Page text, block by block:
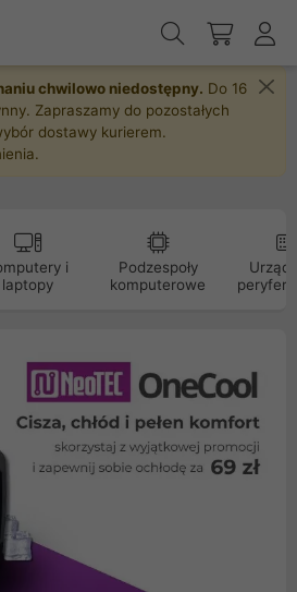
chwilowo niedostępny. Do 16
Zapraszamy do pozostałych
dostawy kurierem.
i
laptopy
Podzespoły
komputerowe